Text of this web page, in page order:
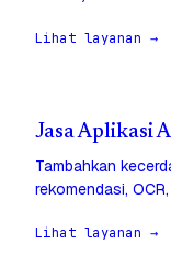
Lihat layanan →
Jasa Aplikasi
Tambahkan
rekomendasi,
Lihat layanan →